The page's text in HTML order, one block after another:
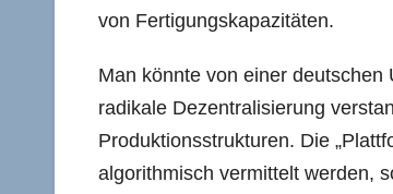
von Fertigungskapazitäten.
Man könnte von einer
radikale Dezentralisierung
Produktionsstrukturen. Die
algorithmisch vermittelt werden,